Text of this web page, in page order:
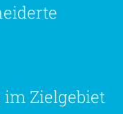
Zielgebiet